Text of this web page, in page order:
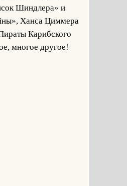
Шиндлера» и
Ханса Циммера
Карибского
многое другое!